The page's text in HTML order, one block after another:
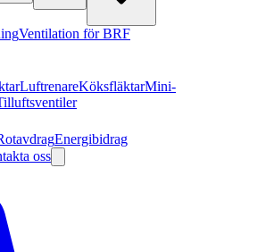
Ventilation för BRF
LuftrenareKöksfläktarMini-
Energibidrag
oss